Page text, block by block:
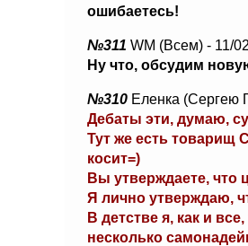
ошибаетесь!
№311 WM (Всем) - 11/
Ну что, обсудим
№310 Еленка (Сергею
Дебаты эти, думаю,
Тут же есть товарищ
косит=)
Вы утверждаете, что
Я лично утверждаю,
В детстве я, как и
несколько